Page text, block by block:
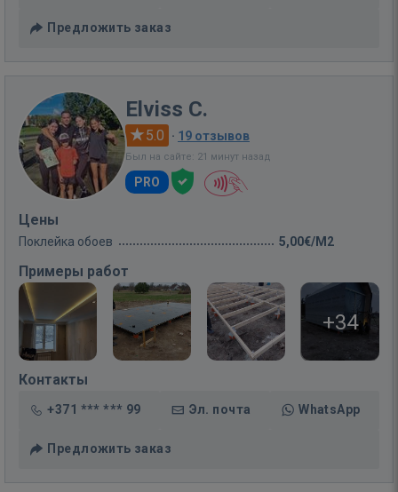
Предложить заказ
Elviss C.
5.0 · 19 отзывов
Был на сайте: 21 минут назад
PRO
Цены
Поклейка обоев 5,00€/M2
Примеры работ
+34
Контакты
+371 *** *** 99 Эл. почта WhatsApp
Предложить заказ